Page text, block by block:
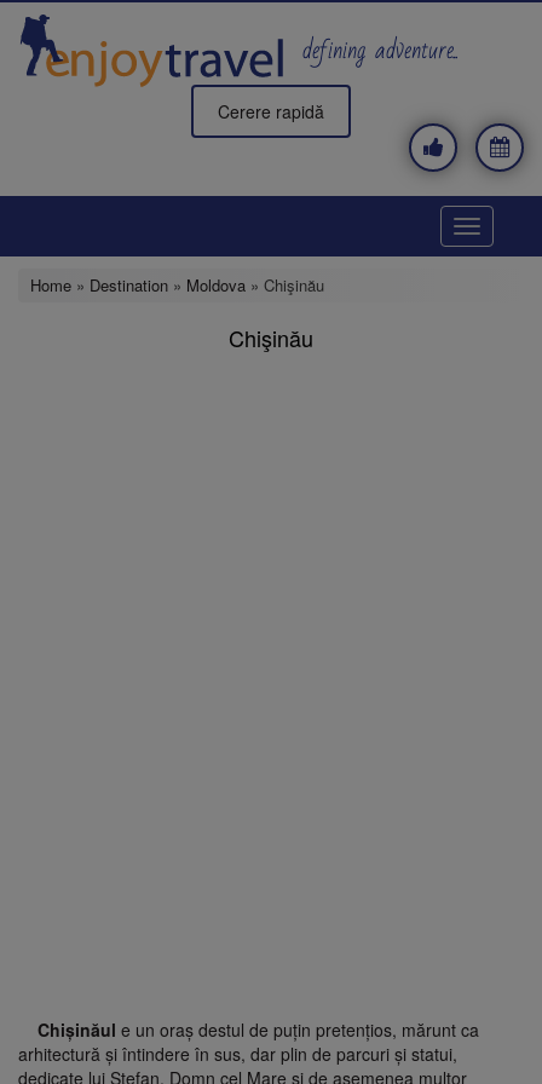
Skip
main
defining adventure..
Cerere rapidă
Toggle
Home » Destination » Moldova » Chişinău
Chişinău
Chișinăul e un oraș destul de puțin pretențios, mărunt ca
arhitectură și întindere în sus, dar plin de parcuri și statui,
dedicate lui Ștefan, Domn cel Mare și de asemenea multor